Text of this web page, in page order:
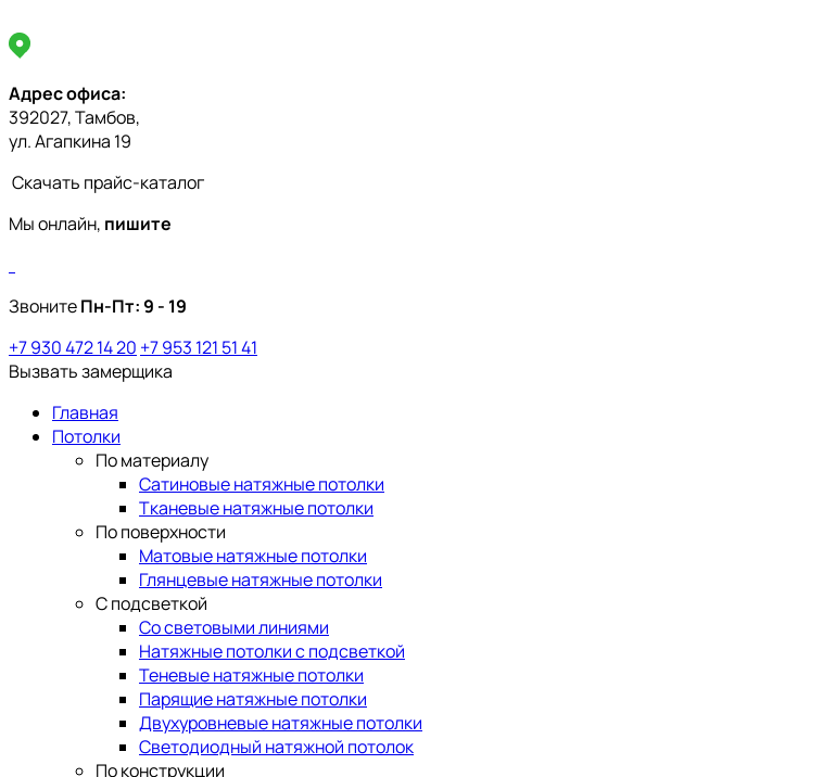
Адрес офиса:
392027, Тамбов,
ул. Агапкина 19
Скачать прайс-каталог
Мы онлайн, пишите
ЗвонитеПн-Пт:9 - 19
+7 930 472 14 20 +7 953 121 51 41
Вызвать замерщика
Главная
Потолки
По материалу
Сатиновые натяжные потолки
Тканевые натяжные потолки
По поверхности
Матовые натяжные потолки
Глянцевые натяжные потолки
С подсветкой
Со световыми линиями
Натяжные потолки с подсветкой
Теневые натяжные потолки
Парящие натяжные потолки
Двухуровневые натяжные потолки
Светодиодный натяжной потолок
По конструкции